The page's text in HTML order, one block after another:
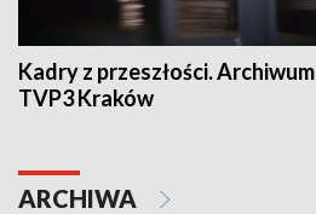
Kadry z przeszłości. Archiwum
TVP3 Kraków
ARCHIWA